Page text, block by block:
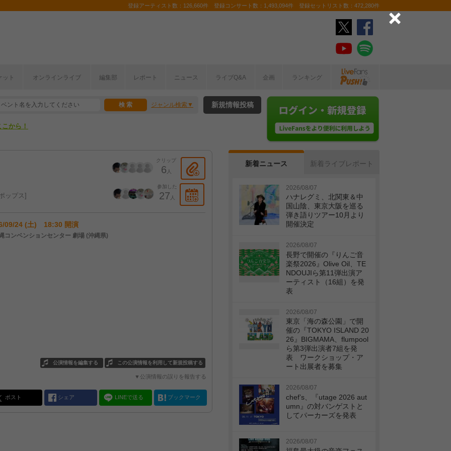
登録アーティスト数：126,660件 登録コンサート数：1,493,094件 登録セットリスト数：472,280件
ット オンラインライブ 編集部 レポート ニュース ライブQ&A 企画 ランキング
ジャンル検索
半期編発表！
から！
新規情報投稿
クリップ
6 人
参加した
27 人
ップス
09/24 (土) 18:30 開演
コンベンションセンター 劇場 (沖縄県)
この公演情報を利用して新規投稿する
公演情報を編集する
▼公演情報の誤りを報告する
ポスト シェア LINEで送る ブックマーク
新着ニュース 新着ライブレポート
2026/08/07
ハナレグミ、北関東＆中
国山陰、東京大阪を巡る
弾き語りツアー10月より
開催決定
2026/08/07
長野で開催の『りんご音
楽祭2026』Olive Oil、TE
NDOUJIら第11弾出演ア
ーティスト（16組）を発
表
2026/08/07
東京「海の森公園」で開
催の『TOKYO ISLAND 20
26』BIGMAMA、flumpool
ら第3弾出演者7組を発
表 ワークショップ・ア
ート出展者を募集
2026/08/07
chef’s、『utage 2026 aut
umn』の対バンゲストと
してパーカーズを発表
2026/08/07